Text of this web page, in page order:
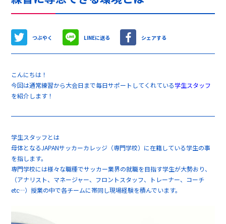
つぶやく LINEに送る シェアする
こんにちは！
今回は通常練習から大会日まで毎日サポートしてくれている学生スタッフ
を紹介します！
学生スタッフとは
母体となるJAPANサッカーカレッジ（専門学校）に在籍している学生の事
を指します。
専門学校には様々な職種でサッカー業界の就職を目指す学生が大勢おり、
（アナリスト、マネージャー、フロントスタッフ、トレーナー、コーチ
etc…）授業の中で各チームに帯同し現場経験を積んでいます。